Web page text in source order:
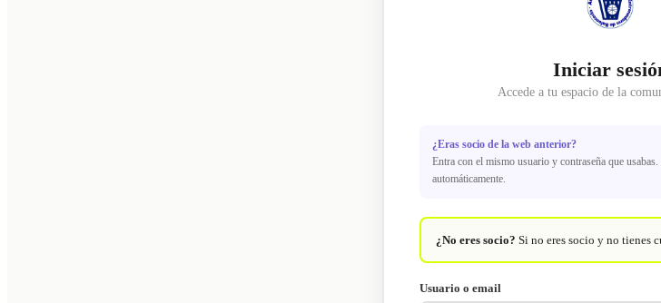
Iniciar
Accede a tu espacio de la
¿Eras socio de la web anterior?
Entra con el mismo usuario y contraseña que
automáticamente.
¿No eres socio? Si no eres socio y no tienes
Usuario o email